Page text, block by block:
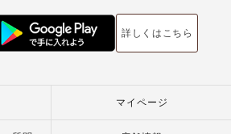
詳しくはこちら
マイページ